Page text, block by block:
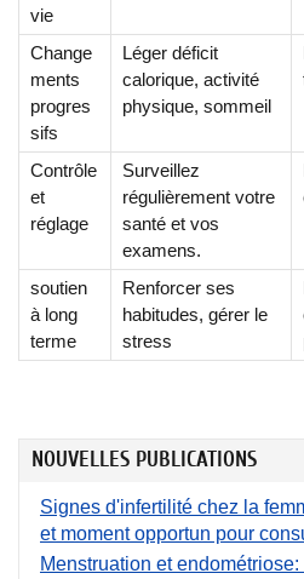
vie
Change
ments
progres
sifs
Léger déficit
calorique, activité
physique, sommeil
Contrôle
et
réglage
Surveillez
régulièrement votre
santé et vos
examens.
soutien
à long
terme
Renforcer ses
habitudes, gérer le
stress
NOUVELLES PUBLICATIONS
Signes d'infertilité chez la
et moment opportun pour
Menstruation et